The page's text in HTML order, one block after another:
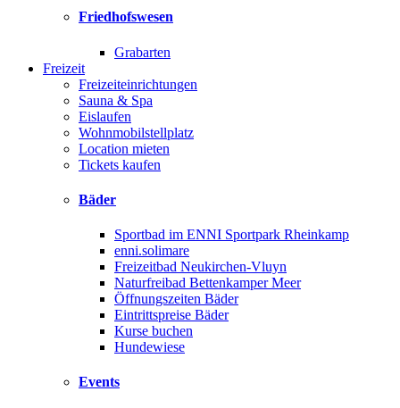
Friedhofswesen
Grabarten
Freizeit
Freizeiteinrichtungen
Sauna & Spa
Eislaufen
Wohnmobilstellplatz
Location mieten
Tickets kaufen
Bäder
Sportbad im ENNI Sportpark Rheinkamp
enni.solimare
Freizeitbad Neukirchen-Vluyn
Naturfreibad Bettenkamper Meer
Öffnungszeiten Bäder
Eintrittspreise Bäder
Kurse buchen
Hundewiese
Events